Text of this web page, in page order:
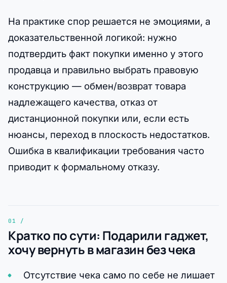
На практике спор решается не эмоциями, а
доказательственной логикой: нужно
подтвердить факт покупки именно у этого
продавца и правильно выбрать правовую
конструкцию — обмен/возврат товара
надлежащего качества, отказ от
дистанционной покупки или, если есть
нюансы, переход в плоскость недостатков.
Ошибка в квалификации требования часто
приводит к формальному отказу.
Кратко по сути: Подарили гаджет,
хочу вернуть в магазин без чека
Отсутствие чека само по себе не лишает